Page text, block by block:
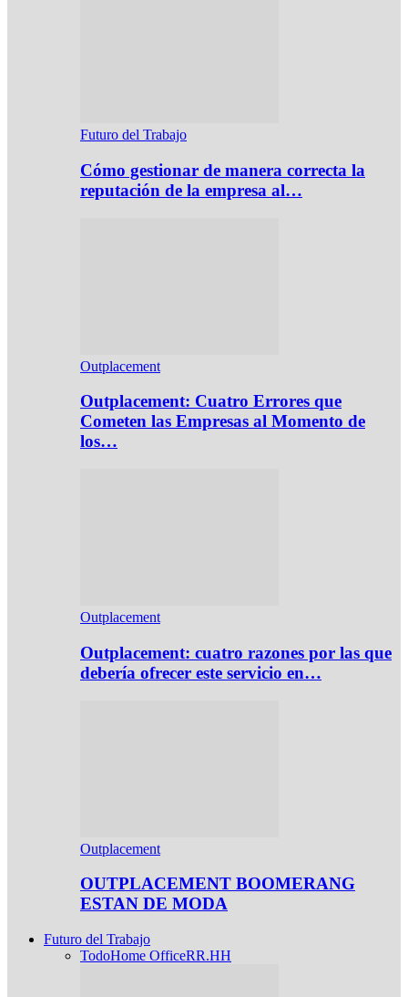
Futuro del Trabajo
Cómo gestionar de manera correcta la
reputación de la empresa al…
Outplacement
Outplacement: Cuatro Errores que
Cometen las Empresas al Momento de
los…
Outplacement
Outplacement: cuatro razones por las que
debería ofrecer este servicio en…
Outplacement
OUTPLACEMENT BOOMERANG
ESTAN DE MODA
Futuro del Trabajo
TodoHome OfficeRR.HH